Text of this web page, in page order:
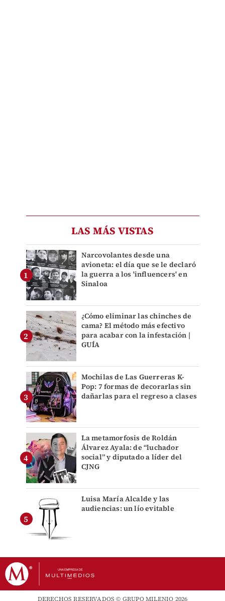
LAS MÁS VISTAS
Narcovolantes desde una
avioneta: el día que se le declaró
la guerra a los 'influencers' en
Sinaloa
¿Cómo eliminar las chinches de
cama? El método más efectivo
para acabar con la infestación |
GUÍA
Mochilas de Las Guerreras K-
Pop: 7 formas de decorarlas sin
dañarlas para el regreso a clases
La metamorfosis de Roldán
Álvarez Ayala: de “luchador
social” y diputado a líder del
CJNG
Luisa María Alcalde y las
audiencias: un lío evitable
DERECHOS RESERVADOS © GRUPO MILENIO 2026